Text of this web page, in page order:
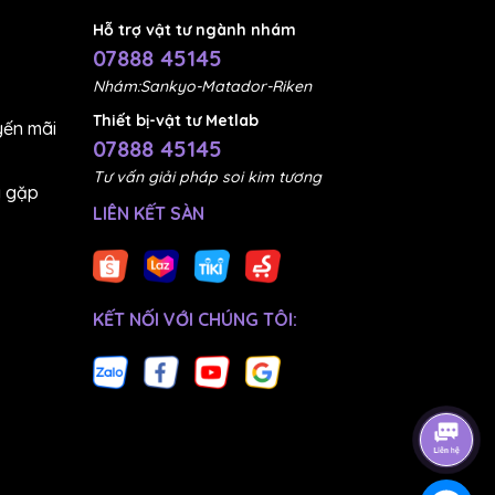
mãi
gặp
Hỗ trợ vật tư ngành nhám
07888 45145
Nhám:Sankyo-Matador-Riken
Thiết bị-vật tư Metlab
07888 45145
Tư vấn giải pháp soi kim tương
LIÊN KẾT SÀN
KẾT NỐI VỚI CHÚNG TÔI: